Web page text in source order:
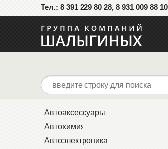
Тел.: 8 391 229 80 28, 8 931 009 88 10
Автоаксессуары
Автохимия
Автоэлектроника